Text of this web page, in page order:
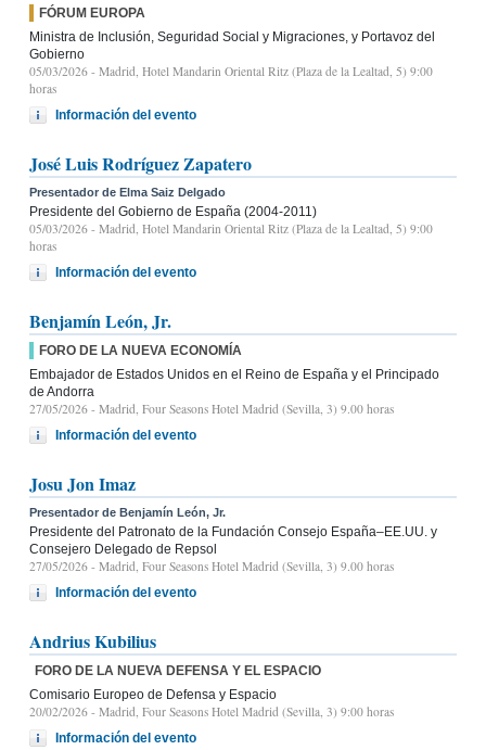
FÓRUM EUROPA
Ministra de Inclusión, Seguridad Social y Migraciones, y Portavoz del
Gobierno
05/03/2026 - Madrid, Hotel Mandarin Oriental Ritz (Plaza de la Lealtad, 5) 9:00
horas
Información del evento
José Luis Rodríguez Zapatero
Presentador de Elma Saiz Delgado
Presidente del Gobierno de España (2004-2011)
05/03/2026 - Madrid, Hotel Mandarin Oriental Ritz (Plaza de la Lealtad, 5) 9:00
horas
Información del evento
Benjamín León, Jr.
FORO DE LA NUEVA ECONOMÍA
Embajador de Estados Unidos en el Reino de España y el Principado
de Andorra
27/05/2026 - Madrid, Four Seasons Hotel Madrid (Sevilla, 3) 9.00 horas
Información del evento
Josu Jon Imaz
Presentador de Benjamín León, Jr.
Presidente del Patronato de la Fundación Consejo España–EE.UU. y
Consejero Delegado de Repsol
27/05/2026 - Madrid, Four Seasons Hotel Madrid (Sevilla, 3) 9.00 horas
Información del evento
Andrius Kubilius
FORO DE LA NUEVA DEFENSA Y EL ESPACIO
Comisario Europeo de Defensa y Espacio
20/02/2026 - Madrid, Four Seasons Hotel Madrid (Sevilla, 3) 9:00 horas
Información del evento